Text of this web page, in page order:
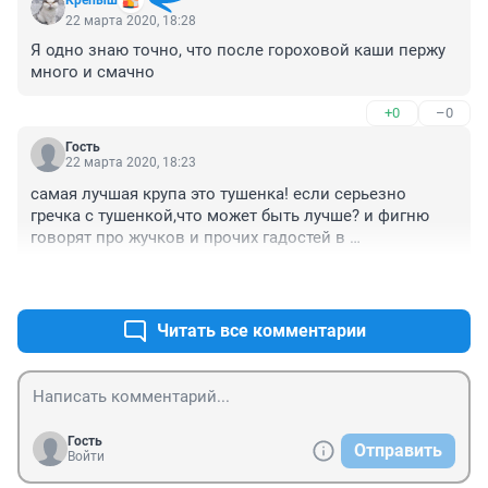
22 марта 2020, 18:28
Я одно знаю точно, что после гороховой каши пержу
много и смачно
+0 –0
Гость
22 марта 2020, 18:23
самая лучшая крупа это тушенка! если серьезно
гречка с тушенкой,что может быть лучше? и фигню
говорят про жучков и прочих гадостей в
Читать все комментарии
Гость
Войти
Отправить